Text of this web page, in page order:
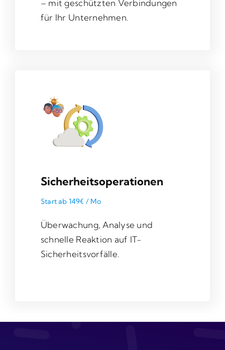
– mit geschützten Verbindungen
für Ihr Unternehmen.
Sicherheitsoperationen
Start ab 149€ / Mo
Überwachung, Analyse und
schnelle Reaktion auf IT-
Sicherheitsvorfälle.